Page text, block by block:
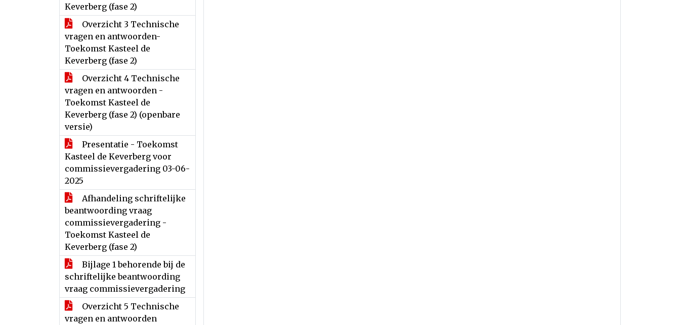
Keverberg (fase 2)
Overzicht 3 Technische
vragen en antwoorden-
Toekomst Kasteel de
Keverberg (fase 2)
Overzicht 4 Technische
vragen en antwoorden -
Toekomst Kasteel de
Keverberg (fase 2) (openbare
versie)
Presentatie - Toekomst
Kasteel de Keverberg voor
commissievergadering 03-06-
2025
Afhandeling schriftelijke
beantwoording vraag
commissievergadering -
Toekomst Kasteel de
Keverberg (fase 2)
Bijlage 1 behorende bij de
schriftelijke beantwoording
vraag commissievergadering
Overzicht 5 Technische
vragen en antwoorden